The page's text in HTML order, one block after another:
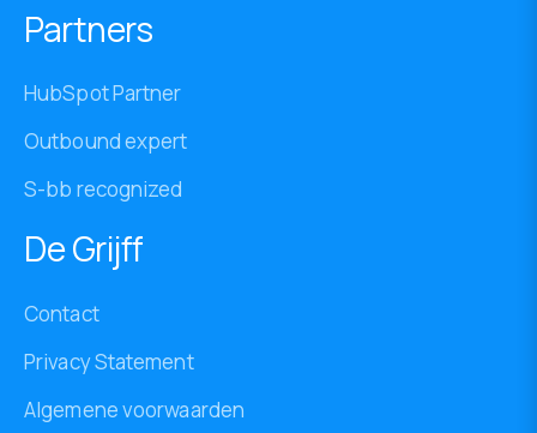
Partners
HubSpot Partner
Outbound expert
S-bb recognized
De Grijff
Contact
Privacy Statement
Algemene voorwaarden